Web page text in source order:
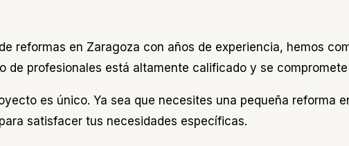
reformas en Zaragoza con años de experiencia, hemos
de profesionales está altamente calificado y se
es único. Ya sea que necesites una pequeña reforma
satisfacer tus necesidades específicas.